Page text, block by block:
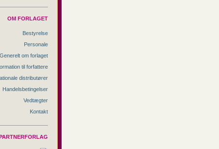
OM FORLAGET
Bestyrelse
Personale
Generelt om forlaget
til forfattere
distributører
Handelsbetingelser
Vedtægter
Kontakt